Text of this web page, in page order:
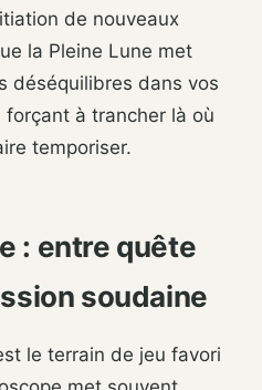
de nouveaux
la Pleine Lune met
déséquilibres dans vos
forçant à trancher là où
temporiser.
: entre quête
soudaine
le terrain de jeu favori